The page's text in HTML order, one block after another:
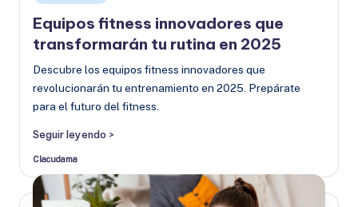
en
Equipos fitness innovadores que
transformarán tu rutina en 2025
Descubre los equipos fitness innovadores que
revolucionarán tu entrenamiento en 2025. Prepárate
para el futuro del fitness.
Seguir leyendo >
Publicado
por
Clacudama